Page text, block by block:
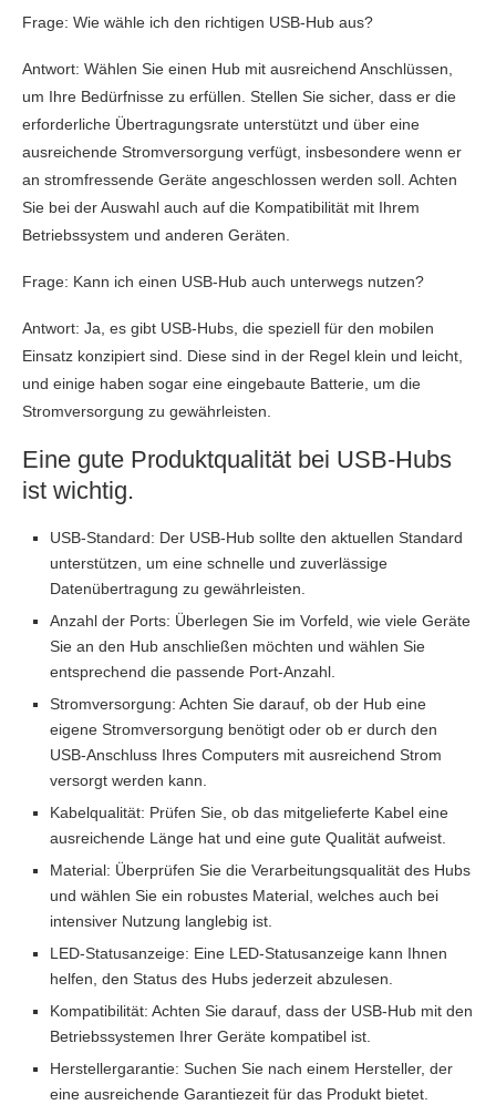
Frage: Wie wähle ich den richtigen USB-Hub aus?
Antwort: Wählen Sie einen Hub mit ausreichend Anschlüssen,
um Ihre Bedürfnisse zu erfüllen. Stellen Sie sicher, dass er die
erforderliche Übertragungsrate unterstützt und über eine
ausreichende Stromversorgung verfügt, insbesondere wenn er
an stromfressende Geräte angeschlossen werden soll. Achten
Sie bei der Auswahl auch auf die Kompatibilität mit Ihrem
Betriebssystem und anderen Geräten.
Frage: Kann ich einen USB-Hub auch unterwegs nutzen?
Antwort: Ja, es gibt USB-Hubs, die speziell für den mobilen
Einsatz konzipiert sind. Diese sind in der Regel klein und leicht,
und einige haben sogar eine eingebaute Batterie, um die
Stromversorgung zu gewährleisten.
Eine gute Produktqualität bei USB-Hubs
ist wichtig.
USB-Standard: Der USB-Hub sollte den aktuellen Standard
unterstützen, um eine schnelle und zuverlässige
Datenübertragung zu gewährleisten.
Anzahl der Ports: Überlegen Sie im Vorfeld, wie viele Geräte
Sie an den Hub anschließen möchten und wählen Sie
entsprechend die passende Port-Anzahl.
Stromversorgung: Achten Sie darauf, ob der Hub eine
eigene Stromversorgung benötigt oder ob er durch den
USB-Anschluss Ihres Computers mit ausreichend Strom
versorgt werden kann.
Kabelqualität: Prüfen Sie, ob das mitgelieferte Kabel eine
ausreichende Länge hat und eine gute Qualität aufweist.
Material: Überprüfen Sie die Verarbeitungsqualität des Hubs
und wählen Sie ein robustes Material, welches auch bei
intensiver Nutzung langlebig ist.
LED-Statusanzeige: Eine LED-Statusanzeige kann Ihnen
helfen, den Status des Hubs jederzeit abzulesen.
Kompatibilität: Achten Sie darauf, dass der USB-Hub mit den
Betriebssystemen Ihrer Geräte kompatibel ist.
Herstellergarantie: Suchen Sie nach einem Hersteller, der
eine ausreichende Garantiezeit für das Produkt bietet.